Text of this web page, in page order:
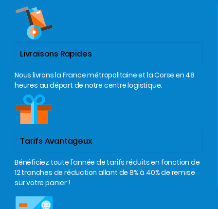
Livraisons Rapides
Nous livrons la France métropolitaine et la Corse en 48
heures au départ de notre centre logistique.
Tarifs Avantageux
Bénéficiez toute l'année de tarifs réduits en fonction de
12 tranches de réduction allant de 8% à 40% de remise
sur votre panier !